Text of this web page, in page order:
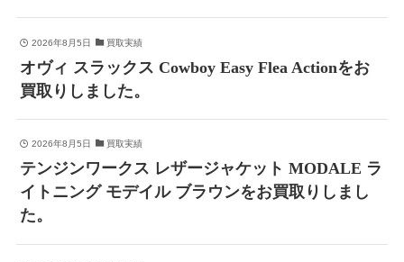
2026年8月5日 買取実績
オヴィ スラックス Cowboy Easy Flea Actionをお
買取りしました。
2026年8月5日 買取実績
テンジンワークス レザージャケット MODALE ラ
イトニング モデイル ブラウンをお買取りしまし
た。